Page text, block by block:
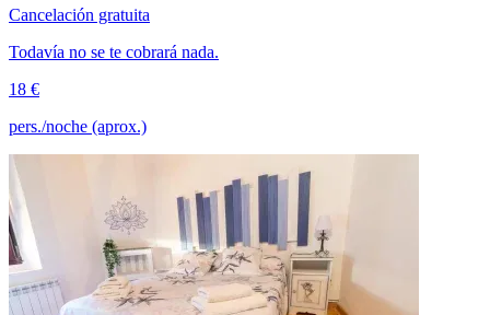
Cancelación gratuita
Todavía no se te cobrará nada.
18 €
pers./noche (aprox.)